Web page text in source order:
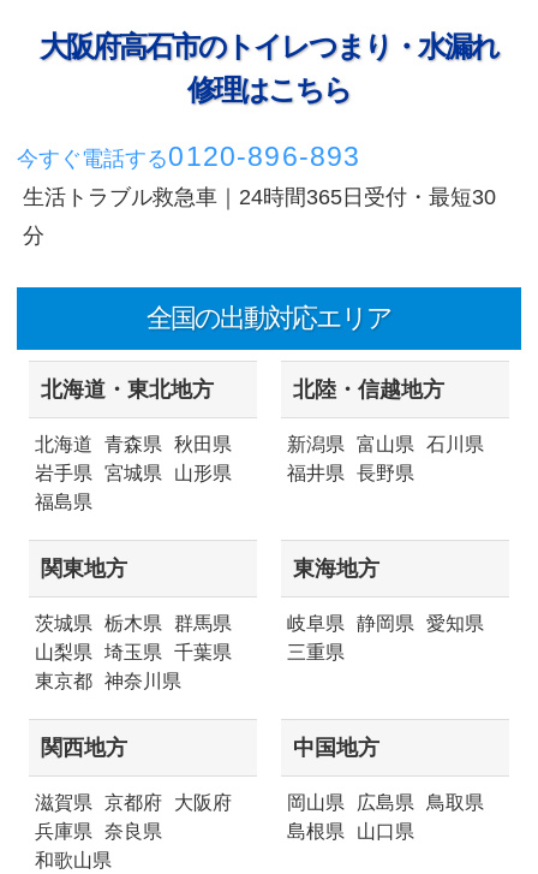
大阪府高石市のトイレつまり・水漏れ
修理はこちら
今すぐ電話する0120-896-893
生活トラブル救急車｜24時間365日受付・最短30
分
全国の出動対応エリア
北海道・東北地方
北海道 青森県
秋田県
岩手県
宮城県
山形県
福島県
北陸・信越地方
新潟県 富山県 石川県
福井県 長野県
関東地方
茨城県 栃木県
群馬県
山梨県
埼玉県
千葉県
東京都
神奈川県
東海地方
岐阜県 静岡県 愛知県
三重県
関西地方
滋賀県 京都府
大阪府
兵庫県
奈良県
和歌山県
中国地方
岡山県 広島県 鳥取県
島根県
山口県